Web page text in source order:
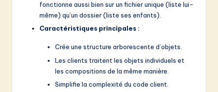
fonctionne aussi bien sur un fichier unique (liste lui-
même) qu’un dossier (liste ses enfants).
Caractéristiques principales :
Crée une structure arborescente d’objets.
Les clients traitent les objets individuels et
les compositions de la même manière.
Simplifie la complexité du code client.